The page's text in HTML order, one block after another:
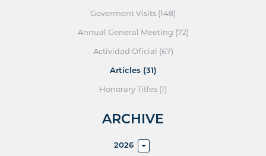
Goverment Visits (148)
Annual General Meeting (72)
Actividad Oficial (67)
Articles (31)
Honorary Titles (1)
ARCHIVE
2026